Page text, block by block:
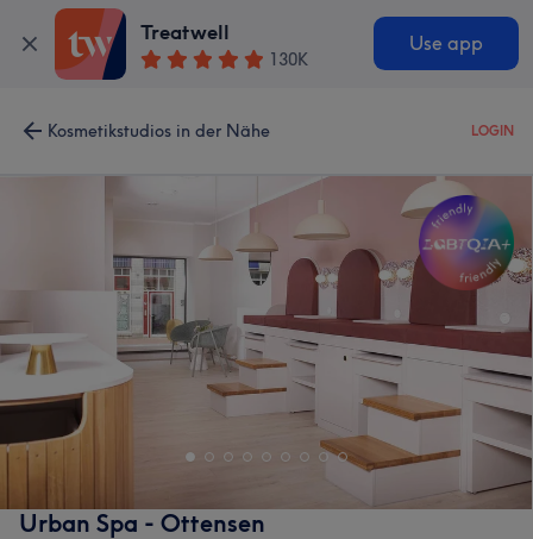
Treatwell
130K
Use app
Kosmetikstudios in der Nähe LOGIN
Urban Spa - Ottensen